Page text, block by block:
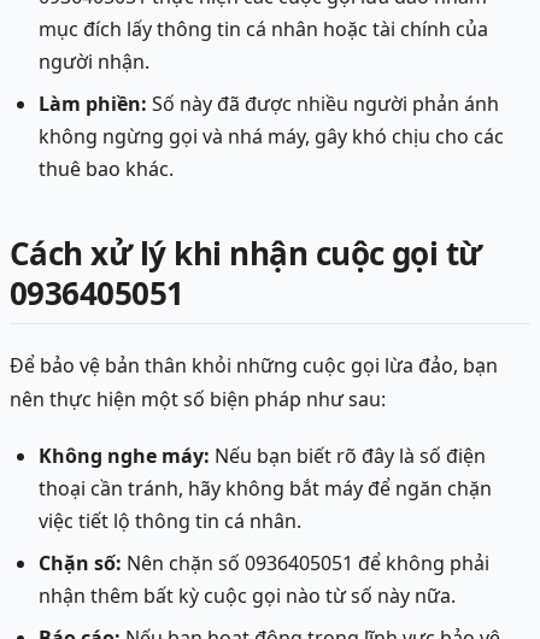
mục đích lấy thông tin cá nhân hoặc tài chính của
người nhận.
Làm phiền: Số này đã được nhiều người phản ánh
không ngừng gọi và nhá máy, gây khó chịu cho các
thuê bao khác.
Cách xử lý khi nhận cuộc gọi từ
0936405051
Để bảo vệ bản thân khỏi những cuộc gọi lừa đảo, bạn
nên thực hiện một số biện pháp như sau:
Không nghe máy: Nếu bạn biết rõ đây là số điện
thoại cần tránh, hãy không bắt máy để ngăn chặn
việc tiết lộ thông tin cá nhân.
Chặn số: Nên chặn số 0936405051 để không phải
nhận thêm bất kỳ cuộc gọi nào từ số này nữa.